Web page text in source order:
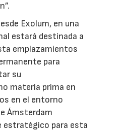
Exolum, en una
estará destinada a
emplazamientos
para
su
materia prima en
en el entorno
Ámsterdam
estratégico para esta